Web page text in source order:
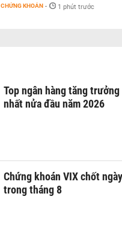
CHỨNG KHOÁN - 1 phút trước
Top ngân hàng tăng trưởng
nhất nửa đầu năm 2026
Chứng khoán VIX chốt
trong tháng 8